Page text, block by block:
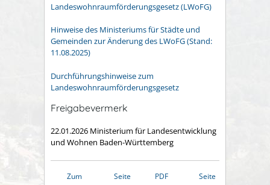
Landeswohnraumförderungsgesetz(LWoFG)
Hinweise des Ministeriums für Städte und
Gemeinden zur Änderung des LWoFG (Stand:
11.08.2025)
Durchführungshinweise zum
Landeswohnraumförderungsgesetz
Freigabevermerk
22.01.2026 Ministerium für Landesentwicklung
und Wohnen Baden-Württemberg
Zum
Seite
PDF
Seite